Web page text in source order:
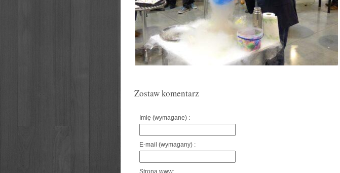
Zostaw komentarz
Imię (wymagane) :
E-mail (wymagany) :
Strona www: